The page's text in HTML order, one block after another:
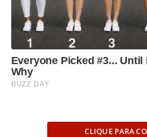
CLIQUE PARA